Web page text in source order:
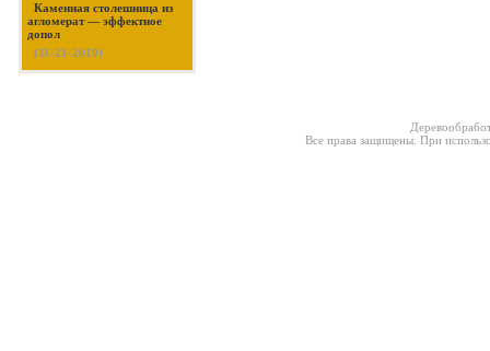
Каменная столешница из
агломерат — эффектное
допол
(11-21-2019)
Все права защищены. При